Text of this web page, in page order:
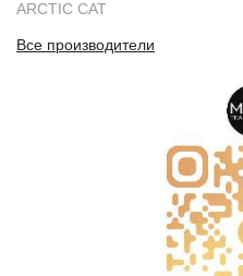
ARCTIC CAT
Все производители